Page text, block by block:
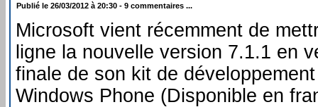
Publié le 26/03/2012 à 20:30 - 9 commentaires ...
Microsoft vient récemment de
ligne la nouvelle version 7.1.1 en
finale de son kit de
Windows Phone (Disponible en